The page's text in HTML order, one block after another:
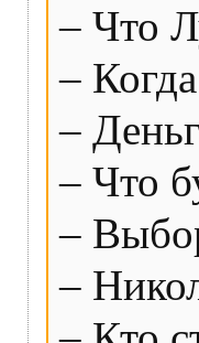
– Что
–
–
– Что
–
–